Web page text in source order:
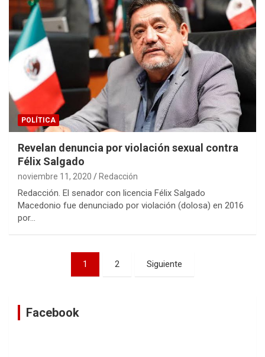
POLÍTICA
Revelan denuncia por violación sexual contra
Félix Salgado
noviembre 11, 2020 Redacción
Redacción. El senador con licencia Félix Salgado
Macedonio fue denunciado por violación (dolosa) en 2016
por…
Navegación
1 2 Siguiente
Facebook